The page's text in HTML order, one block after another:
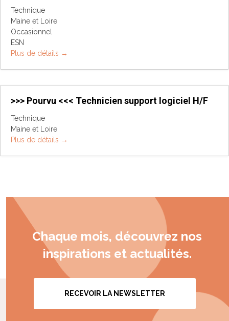
Technique
Maine et Loire
Occasionnel
ESN
Plus de détails
>>> Pourvu <<< Technicien support logiciel H/F
Technique
Maine et Loire
Plus de détails
Chaque mois, découvrez nos
inspirations et actualités.
RECEVOIR LA NEWSLETTER